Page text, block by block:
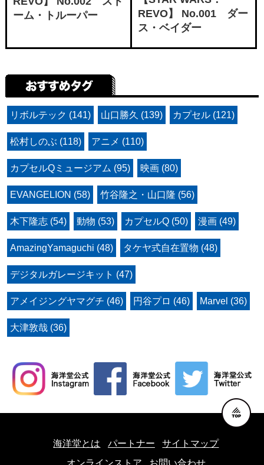
ーム・トルーパー
REVO】 No.001 ダー
ス・ベイダー
リボルテック (141) 山口勝久 (139) カプセル (121)
松村しのぶ (118) アニメ (110)
カプセルQミュージアム (95) 映画 (80)
EVANGELION (58) 竹谷隆之・山口隆 (56)
木下隆志 (54) 動物 (53) カプセルQ (50) 漫画 (49)
AmazingYamaguchi (48) タケヤ式自在置物 (48)
デジタルガレージキット (47)
アメイジングヤマグチ (46) 円谷プロ (46) Marvel (36)
大津敦哉 (36)
海洋堂とは パートナー
サイトマップ